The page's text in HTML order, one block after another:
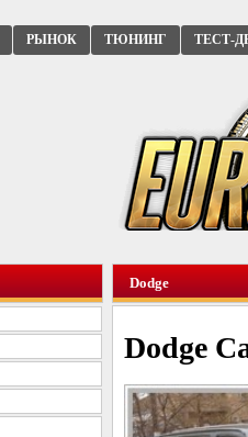
РЫНОК ТЮНИНГ ТЕСТ-
Dodge
Dodge